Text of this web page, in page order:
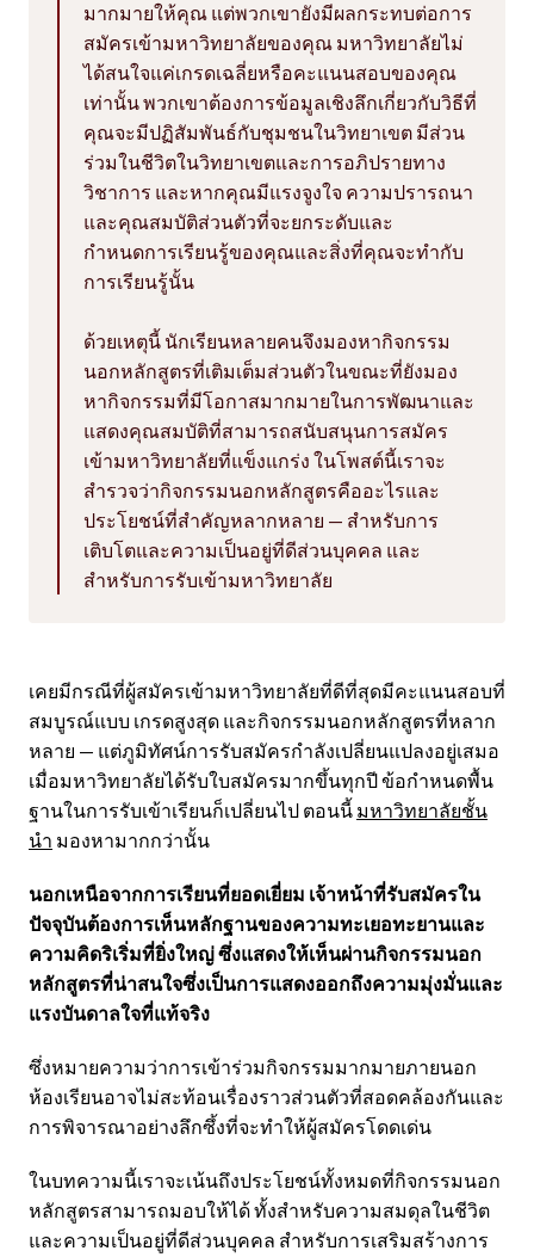
มากมายให้คุณ แต่พวกเขายังมีผลกระทบต่อการ
สมัครเข้ามหาวิทยาลัยของคุณ มหาวิทยาลัยไม่
ได้สนใจแค่เกรดเฉลี่ยหรือคะแนนสอบของคุณ
เท่านั้น พวกเขาต้องการข้อมูลเชิงลึกเกี่ยวกับวิธีที่
คุณจะมีปฏิสัมพันธ์กับชุมชนในวิทยาเขต มีส่วน
ร่วมในชีวิตในวิทยาเขตและการอภิปรายทาง
วิชาการ และหากคุณมีแรงจูงใจ ความปรารถนา
และคุณสมบัติส่วนตัวที่จะยกระดับและ
กำหนดการเรียนรู้ของคุณและสิ่งที่คุณจะทำกับ
การเรียนรู้นั้น
ด้วยเหตุนี้ นักเรียนหลายคนจึงมองหากิจกรรม
นอกหลักสูตรที่เติมเต็มส่วนตัวในขณะที่ยังมอง
หากิจกรรมที่มีโอกาสมากมายในการพัฒนาและ
แสดงคุณสมบัติที่สามารถสนับสนุนการสมัคร
เข้ามหาวิทยาลัยที่แข็งแกร่ง ในโพสต์นี้เราจะ
สำรวจว่ากิจกรรมนอกหลักสูตรคืออะไรและ
ประโยชน์ที่สำคัญหลากหลาย — สำหรับการ
เติบโตและความเป็นอยู่ที่ดีส่วนบุคคล และ
สำหรับการรับเข้ามหาวิทยาลัย
เคยมีกรณีที่ผู้สมัครเข้ามหาวิทยาลัยที่ดีที่สุดมีคะแนนสอบที่
สมบูรณ์แบบ เกรดสูงสุด และกิจกรรมนอกหลักสูตรที่หลาก
หลาย — แต่ภูมิทัศน์การรับสมัครกำลังเปลี่ยนแปลงอยู่เสมอ
เมื่อมหาวิทยาลัยได้รับใบสมัครมากขึ้นทุกปี ข้อกำหนดพื้น
ฐานในการรับเข้าเรียนก็เปลี่ยนไป ตอนนี้ มหาวิทยาลัยชั้น
นำ มองหามากกว่านั้น
นอกเหนือจากการเรียนที่ยอดเยี่ยม เจ้าหน้าที่รับสมัครใน
ปัจจุบันต้องการเห็นหลักฐานของความทะเยอทะยานและ
ความคิดริเริ่มที่ยิ่งใหญ่ ซึ่งแสดงให้เห็นผ่านกิจกรรมนอก
หลักสูตรที่น่าสนใจซึ่งเป็นการแสดงออกถึงความมุ่งมั่นและ
แรงบันดาลใจที่แท้จริง
ซึ่งหมายความว่าการเข้าร่วมกิจกรรมมากมายภายนอก
ห้องเรียนอาจไม่สะท้อนเรื่องราวส่วนตัวที่สอดคล้องกันและ
การพิจารณาอย่างลึกซึ้งที่จะทำให้ผู้สมัครโดดเด่น
ในบทความนี้เราจะเน้นถึงประโยชน์ทั้งหมดที่กิจกรรมนอก
หลักสูตรสามารถมอบให้ได้ ทั้งสำหรับความสมดุลในชีวิต
และความเป็นอยู่ที่ดีส่วนบุคคล สำหรับการเสริมสร้างการ